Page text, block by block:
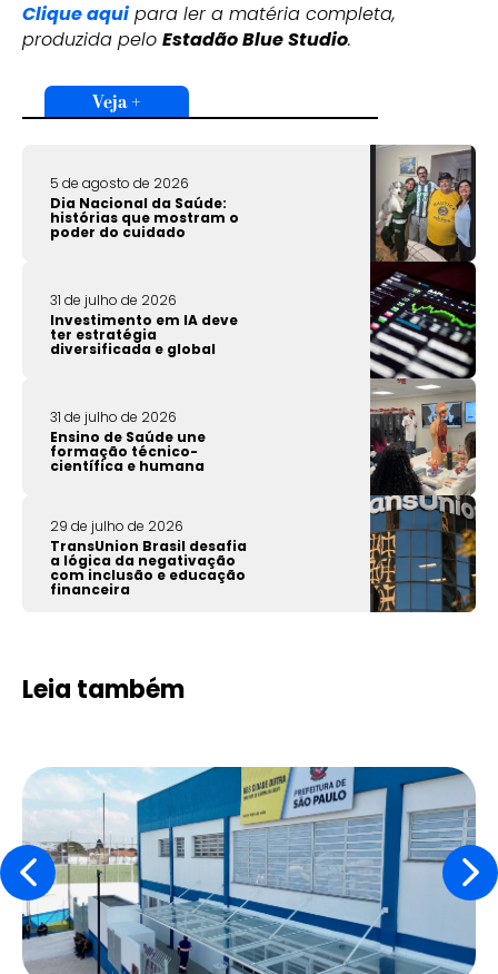
Clique aquipara ler a matéria completa,
produzida pelo Estadão Blue Studio.
Veja +
5 de agosto de 2026
Dia Nacional da Saúde:
histórias que mostram o
poder do cuidado
31 de julho de 2026
Investimento em IA deve
ter estratégia
diversificada e global
31 de julho de 2026
Ensino de Saúde une
formação técnico-
científica e humana
29 de julho de 2026
TransUnion Brasil desafia
a lógica da negativação
com inclusão e educação
financeira
Leia também